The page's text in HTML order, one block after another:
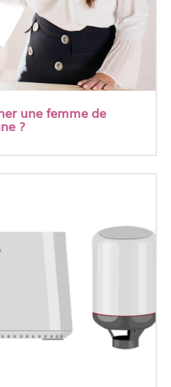
une femme de
?